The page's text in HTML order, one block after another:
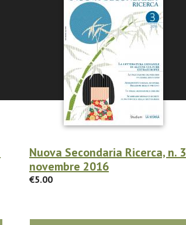
Nuova Secondaria Ricerca, n. 3
novembre 2016
€5.00